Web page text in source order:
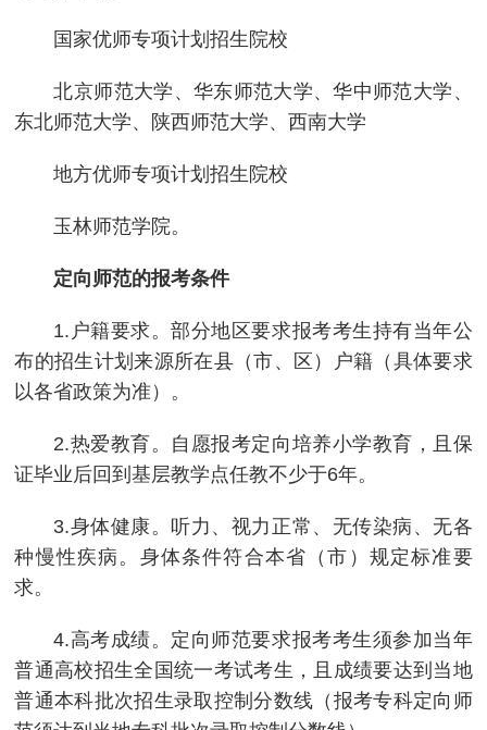
国家优师专项计划招生院校
北京师范大学、华东师范大学、华中师范大学、
东北师范大学、陕西师范大学、西南大学
地方优师专项计划招生院校
玉林师范学院。
定向师范的报考条件
1.户籍要求。部分地区要求报考考生持有当年公
布的招生计划来源所在县（市、区）户籍（具体要求
以各省政策为准）。
2.热爱教育。自愿报考定向培养小学教育，且保
证毕业后回到基层教学点任教不少于6年。
3.身体健康。听力、视力正常、无传染病、无各
种慢性疾病。身体条件符合本省（市）规定标准要
求。
4.高考成绩。定向师范要求报考考生须参加当年
普通高校招生全国统一考试考生，且成绩要达到当地
普通本科批次招生录取控制分数线（报考专科定向师